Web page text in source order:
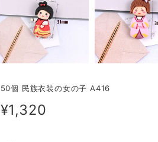
50個 民族衣装の女の子 A416
¥1,320